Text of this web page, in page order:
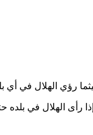
رؤي الهلال
رأى الهلال في